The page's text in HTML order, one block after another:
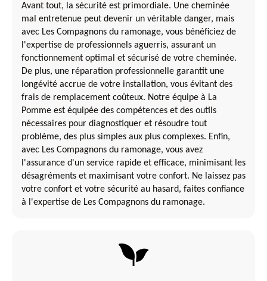
Avant tout, la sécurité est primordiale. Une cheminée
mal entretenue peut devenir un véritable danger, mais
avec Les Compagnons du ramonage, vous bénéficiez de
l'expertise de professionnels aguerris, assurant un
fonctionnement optimal et sécurisé de votre cheminée.
De plus, une réparation professionnelle garantit une
longévité accrue de votre installation, vous évitant des
frais de remplacement coûteux. Notre équipe à La
Pomme est équipée des compétences et des outils
nécessaires pour diagnostiquer et résoudre tout
problème, des plus simples aux plus complexes. Enfin,
avec Les Compagnons du ramonage, vous avez
l'assurance d'un service rapide et efficace, minimisant les
désagréments et maximisant votre confort. Ne laissez pas
votre confort et votre sécurité au hasard, faites confiance
à l'expertise de Les Compagnons du ramonage.